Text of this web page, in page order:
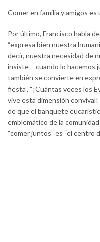
Comer en familia y amigos
Por último, Francisco habla
“expresa bien nuestra
decir, nuestra necesidad de
insiste – cuando lo hacemos
también se convierte en
fiesta”. “¡Cuántas veces los
vive esta dimensión
de que el banquete
emblemático de la comunidad
“comer juntos” es “el centro